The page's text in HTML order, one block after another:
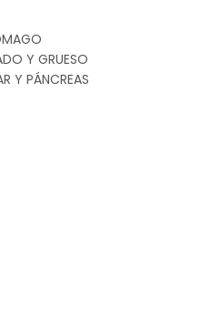
Y GRUESO
Y PÁNCREAS